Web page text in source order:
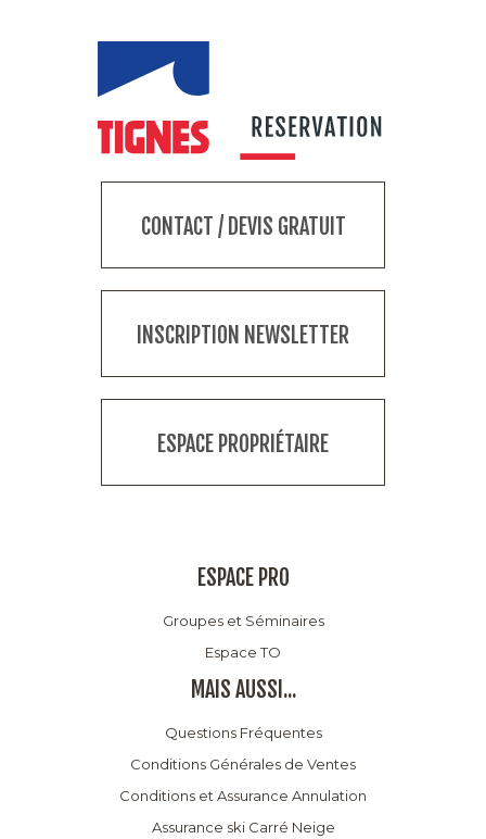
CONTACT / DEVIS GRATUIT
INSCRIPTION NEWSLETTER
ESPACE PROPRIÉTAIRE
ESPACE PRO
Groupes et Séminaires
Espace TO
MAIS AUSSI...
Questions Fréquentes
Conditions Générales de Ventes
Conditions et Assurance Annulation
Assurance ski Carré Neige